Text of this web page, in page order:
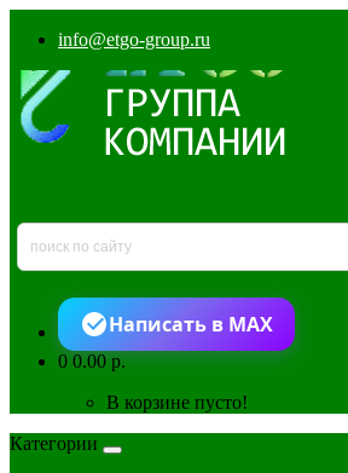
info@etgo-group.ru
Написать в MAX
00.00 р.
В корзине пусто!
Категории